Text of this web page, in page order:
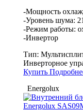
-Мощность
-Уровень шума:
-Режим работы:
-Инвертор
Тип:
Инверторное
Купить
Energolux